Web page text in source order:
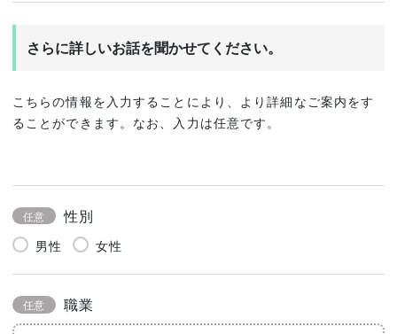
さらに詳しいお話を聞かせてください。
こちらの情報を入力することにより、より詳細なご案内をす
ることができます。なお、入力は任意です。
任意 性別
男性 女性
任意 職業